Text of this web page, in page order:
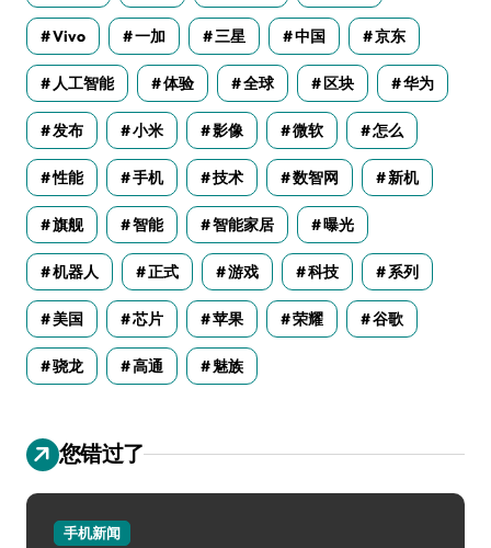
Vivo 一加 三星 中国 京东
人工智能 体验 全球 区块 华为
发布 小米 影像 微软 怎么
性能 手机 技术 数智网 新机
旗舰 智能 智能家居 曝光
机器人 正式 游戏 科技 系列
美国 芯片 苹果 荣耀 谷歌
骁龙 高通 魅族
您错过了
手机新闻